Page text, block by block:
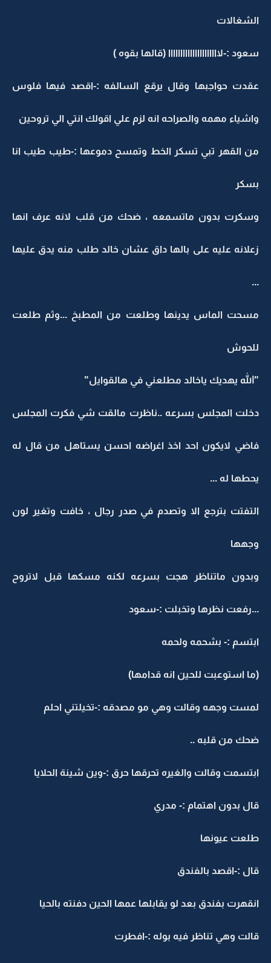
:-لااااااااااااااااااااا (قالها بقوه )
حواجبها وقال يرقع السالفه :-اقصد فيها فلوس
مهمه والصراحه انه لزم علي اقولك انتي الي تروحين
القهر تبي تسكر الخط وتمسح دموعها :-طيب طيب انا
بدون ماتسمعه ، ضحك من قلب لانه عرف انها
عليه على بالها داق عشان خالد طلب منه يدق عليها
الماس يدينها وطلعت من المطبخ ...وثم طلعت
يهديك ياخالد مطلعني في هالقوايل"
المجلس بسرعه ..ناظرت مالقت شي فكرت المجلس
لايكون احد اخذ اغراضه احسن يستاهل من قال له
له ...
بترجع الا وتصدم في صدر رجال ، خافت وتغير لون
ماتناظر هجت بسرعه لكنه مسكها قبل لاتروح
نظرها وتخبلت :-سعود
:- بشحمه ولحمه
استوعبت للحين انه قدامها)
وجهه وقالت وهي مو مصدقه :-تخيلتني احلم
من قلبه ..
وقالت والغيره تحرقها حرق :-وين شينة الحلايا
بدون اهتمام :- مدري
عيونها
:-اقصد بالفندق
بفندق بعد لو يقابلها عمها الحين دفنته بالحيا
وهي تناظر فيه بوله :-افطرت